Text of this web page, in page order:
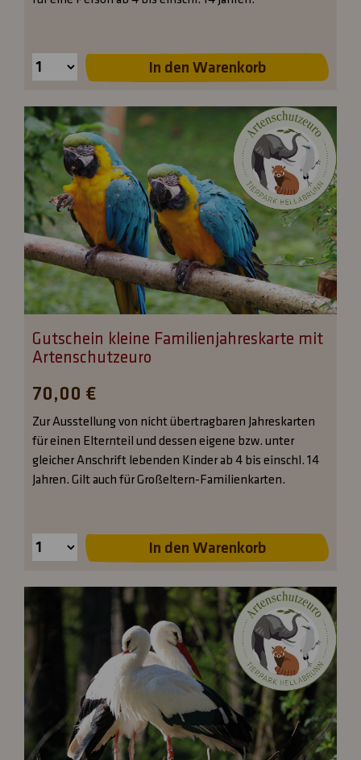
70,00 €
Gutschein kleine Familienjahreskarte mit
Artenschutzeuro
Zur Ausstellung von nicht übertragbaren Jahreskarten
für einen Elternteil und dessen eigene bzw. unter
gleicher Anschrift lebenden Kinder ab 4 bis einschl. 14
Jahren. Gilt auch für Großeltern-Familienkarten.